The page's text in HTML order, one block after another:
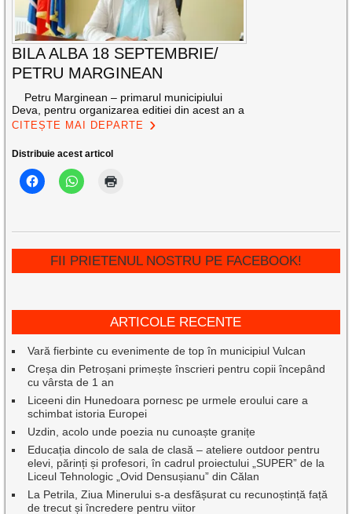
BILA ALBA 18 SEPTEMBRIE/
PETRU MARGINEAN
Petru Marginean – primarul municipiului
Deva, pentru organizarea editiei din acest an a
CITEȘTE MAI DEPARTE
Distribuie acest articol
FII PRIETENUL NOSTRU PE FACEBOOK!
ARTICOLE RECENTE
Vară fierbinte cu evenimente de top în municipiul Vulcan
Creșa din Petroșani primește înscrieri pentru copii începând
cu vârsta de 1 an
Liceeni din Hunedoara pornesc pe urmele eroului care a
schimbat istoria Europei
Uzdin, acolo unde poezia nu cunoaște granițe
Educația dincolo de sala de clasă – ateliere outdoor pentru
elevi, părinți și profesori, în cadrul proiectului „SUPER” de la
Liceul Tehnologic „Ovid Densușianu” din Călan
La Petrila, Ziua Minerului s-a desfășurat cu recunoștință față
de trecut și încredere pentru viitor